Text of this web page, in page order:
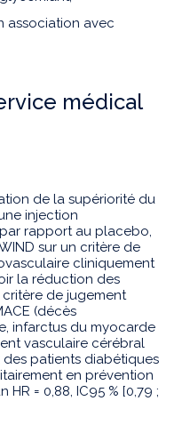
association avec
médical
de la supériorité du
injection
rapport au placebo,
sur un critère de
cliniquement
la réduction des
de jugement
(décès
infarctus du myocarde
vasculaire cérébral
patients diabétiques
en prévention
HR = 0,88, IC95 % [0,79 ;